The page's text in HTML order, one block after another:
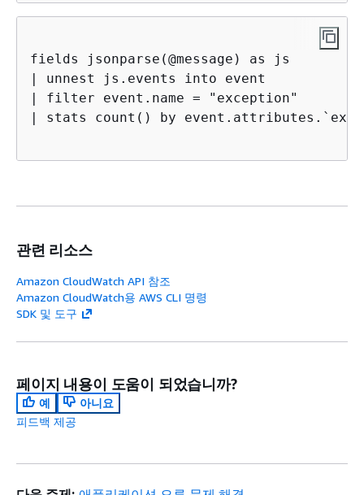
fields jsonparse(@message) as js
| unnest js.events into event
| filter event.name = "exception"
| stats count() by
관련 리소스
Amazon CloudWatch API 참조
Amazon CloudWatch용 AWS CLI 명령
SDK 및 도구
페이지 내용이 도움이 되었습니까?
예
아니요
피드백 제공